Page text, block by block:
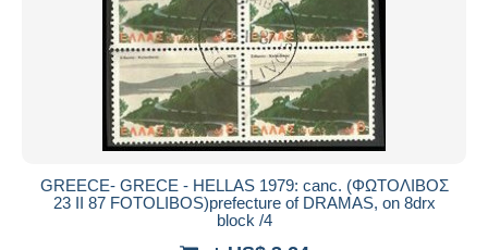
GREECE- GRECE - HELLAS 1979: canc. (ΦΩΤΟΛΙΒΟΣ
23 ΙΙ 87 FOTOLIBOS)prefecture of DRAMAS, on 8drx
block /4